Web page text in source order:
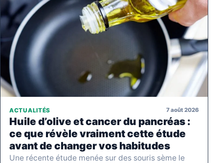
ACTUALITÉS 7 août 2026
Huile d’olive et cancer du pancréas :
ce que révèle vraiment cette étude
avant de changer vos habitudes
Une récente étude menée sur des souris sème le